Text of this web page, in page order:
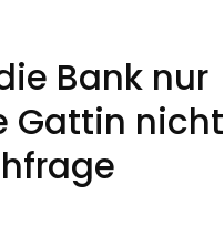
Bank nur
Gattin nicht